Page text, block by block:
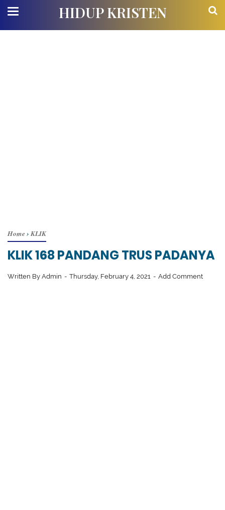
HIDUP KRISTEN
Home› KLIK
KLIK 168 PANDANG TRUS PADANYA
Written By Admin Thursday, February 4, 2021 Add Comment